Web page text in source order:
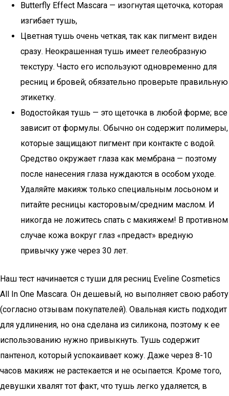
Butterfly Effect Mascara — изогнутая щеточка, которая
изгибает тушь,
Цветная тушь очень четкая, так как пигмент виден
сразу. Неокрашенная тушь имеет гелеобразную
текстуру. Часто его используют одновременно для
ресниц и бровей; обязательно проверьте правильную
этикетку.
Водостойкая тушь — это щеточка в любой форме; все
зависит от формулы. Обычно он содержит полимеры,
которые защищают пигмент при контакте с водой.
Средство окружает глаза как мембрана — поэтому
после нанесения глаза нуждаются в особом уходе.
Удаляйте макияж только специальным лосьоном и
питайте ресницы касторовым/средним маслом. И
никогда не ложитесь спать с макияжем! В противном
случае кожа вокруг глаз «предаст» вредную
привычку уже через 30 лет.
Наш тест начинается с туши для ресниц Eveline Cosmetics
All In One Mascara. Он дешевый, но выполняет свою работу
(согласно отзывам покупателей). Овальная кисть подходит
для удлинения, но она сделана из силикона, поэтому к ее
использованию нужно привыкнуть. Тушь содержит
пантенол, который успокаивает кожу. Даже через 8-10
часов макияж не растекается и не осыпается. Кроме того,
девушки хвалят тот факт, что тушь легко удаляется, в